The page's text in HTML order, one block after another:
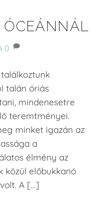
0
talán óriás
mindenesetre
teremtményei.
minket igazán az
a
élmény az
közül előbukkanó
A […]